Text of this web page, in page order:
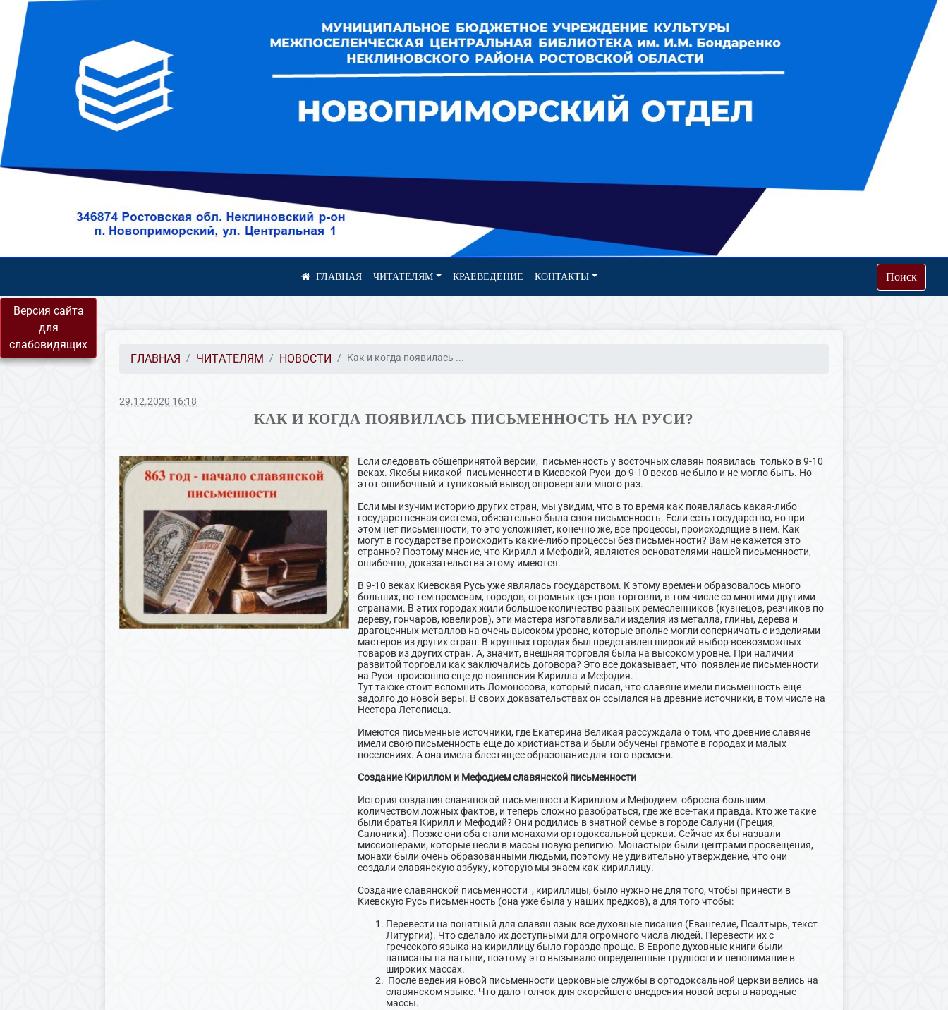
Версия сайта
для
слабовидящих
ЧИТАТЕЛЯМ КРАЕВЕДЕНИЕ КОНТАКТЫ Поиск
ГЛАВНАЯ ЧИТАТЕЛЯМ НОВОСТИ Как и когда появилась ...
29.12.2020 16:18
КАК И КОГДА ПОЯВИЛАСЬ ПИСЬМЕННОСТЬ НА РУСИ?
Если следовать общепринятой версии, письменность у восточных славян появилась только в 9-10
веках. Якобы никакой письменности в Киевской Руси до 9-10 веков не было и не могло быть. Но
этот ошибочный и тупиковый вывод опровергали много раз.
Если мы изучим историю других стран, мы увидим, что в то время как появлялась какая-либо
государственная система, обязательно была своя письменность. Если есть государство, но при
этом нет письменности, то это усложняет, конечно же, все процессы, происходящие в нем. Как
могут в государстве происходить какие-либо процессы без письменности? Вам не кажется это
странно? Поэтому мнение, что Кирилл и Мефодий, являются основателями нашей письменности,
ошибочно, доказательства этому имеются.
В 9-10 веках Киевская Русь уже являлась государством. К этому времени образовалось много
больших, по тем временам, городов, огромных центров торговли, в том числе со многими другими
странами. В этих городах жили большое количество разных ремесленников (кузнецов, резчиков по
дереву, гончаров, ювелиров), эти мастера изготавливали изделия из металла, глины, дерева и
драгоценных металлов на очень высоком уровне, которые вполне могли соперничать с изделиями
мастеров из других стран. В крупных городах был представлен широкий выбор всевозможных
товаров из других стран. А, значит, внешняя торговля была на высоком уровне. При наличии
развитой торговли как заключались договора? Это все доказывает, что появление письменности
на Руси произошло еще до появления Кирилла и Мефодия.
Тут также стоит вспомнить Ломоносова, который писал, что славяне имели письменность еще
задолго до новой веры. В своих доказательствах он ссылался на древние источники, в том числе на
Нестора Летописца.
Имеются письменные источники, где Екатерина Великая рассуждала о том, что древние славяне
имели свою письменность еще до христианства и были обучены грамоте в городах и малых
поселениях. А она имела блестящее образование для того времени.
Создание Кириллом и Мефодием славянской письменности
История создания славянской письменности Кириллом и Мефодием обросла большим
количеством ложных фактов, и теперь сложно разобраться, где же все-таки правда. Кто же такие
были братья Кирилл и Мефодий? Они родились в знатной семье в городе Салуни (Греция,
Салоники). Позже они оба стали монахами ортодоксальной церкви. Сейчас их бы назвали
миссионерами, которые несли в массы новую религию. Монастыри были центрами просвещения,
монахи были очень образованными людьми, поэтому не удивительно утверждение, что они
создали славянскую азбуку, которую мы знаем как кириллицу.
Создание славянской письменности , кириллицы, было нужно не для того, чтобы принести в
Киевскую Русь письменность (она уже была у наших предков), а для того чтобы:
Перевести на понятный для славян язык все духовные писания (Евангелие, Псалтырь, текст
Литургии). Что сделало их доступными для огромного числа людей. Перевести их с
греческого языка на кириллицу было гораздо проще. В Европе духовные книги были
написаны на латыни, поэтому это вызывало определенные трудности и непонимание в
широких массах.
После ведения новой письменности церковные службы в ортодоксальной церкви велись на
славянском языке. Что дало толчок для скорейшего внедрения новой веры в народные
массы.